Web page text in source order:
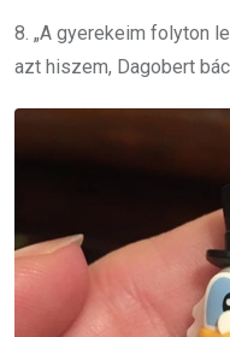
8. „A gyerekeim folyton
azt hiszem, Dagobert